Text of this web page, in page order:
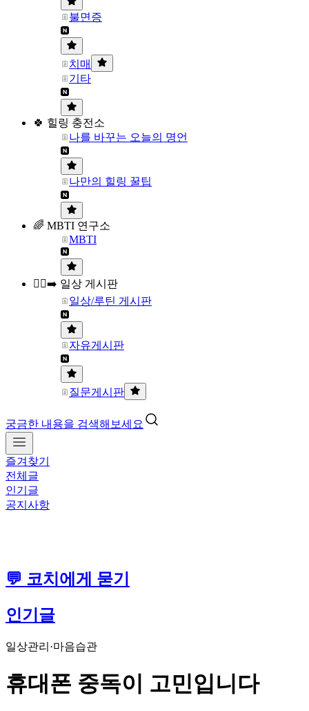
불면증
치매
기타
🍀 힐링 충전소
나를 바꾸는 오늘의 명언
나만의 힐링 꿀팁
🌈 MBTI 연구소
MBTI
🏃‍♀️‍➡️ 일상 게시판
일상/루틴 게시판
자유게시판
질문게시판
궁금한 내용을 검색해보세요
즐겨찾기
전체글
인기글
공지사항
💬 코치에게 묻기
인기글
일상관리·마음습관
휴대폰 중독이 고민입니다